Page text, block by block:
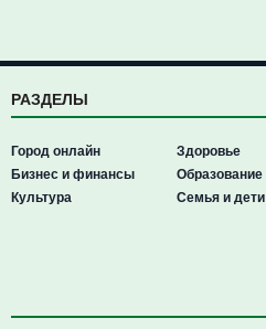
РАЗДЕЛЫ
Город онлайн
Бизнес и финансы
Культура
Здоровье
Образование
Семья и дети